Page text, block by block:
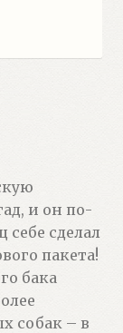
и он по-
сделал
пакета!
бака
собак – в